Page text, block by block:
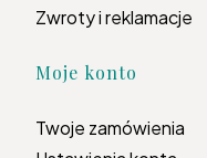
Zwroty i reklamacje
Moje konto
Twoje zamówienia